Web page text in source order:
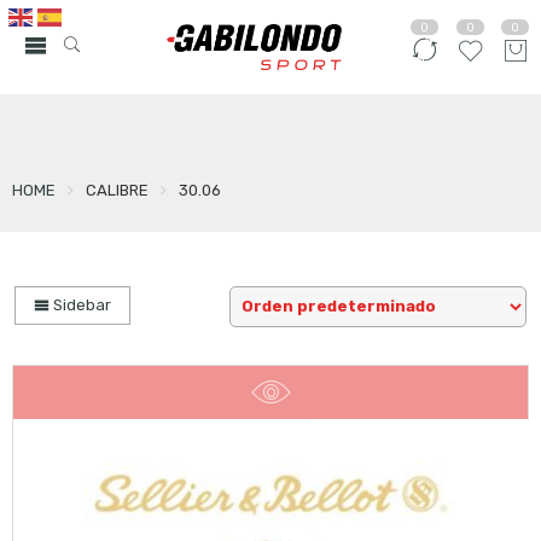
0 0 0
HOME CALIBRE 30.06
Sidebar